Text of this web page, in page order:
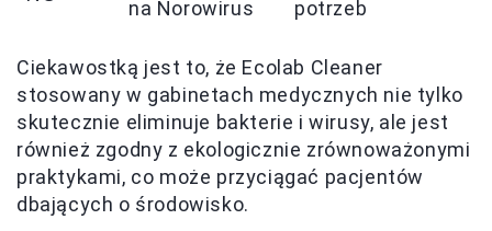
na Norowirus
potrzeb
Ciekawostką jest to, że Ecolab Cleaner
stosowany w gabinetach medycznych nie tylko
skutecznie eliminuje bakterie i wirusy, ale jest
również zgodny z ekologicznie zrównoważonymi
praktykami, co może przyciągać pacjentów
dbających o środowisko.